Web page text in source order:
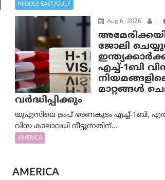
MIDDLE EAST/GULF
Aug 6, 2026 .
ജോലി
എച്ച്-1ബി
മാറ്റങ്ങൾ
വർദ്ധിപ്പിക്കും
യുഎസിലെ ട്രംപ് ഭരണകൂടം എച്ച്-1ബി,
വിസ കാലാവധി നീട്ടുന്നതിന്...
AMERICA
AMERICA